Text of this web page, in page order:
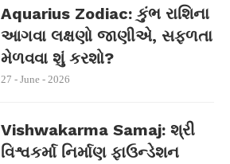
Aquarius Zodiac: કુંભ રાશિના
આગવા લક્ષણો જાણીએ, સફળતા
મેળવવા શું કરશો?
27 - June - 2026
Vishwakarma Samaj: શ્રી
વિશ્વકર્મા નિર્માણ ફાઉન્ડેશન